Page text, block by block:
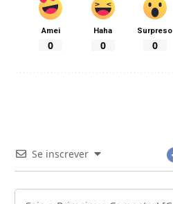
Amei
0
Haha
0
Surpreso
0
Se inscrever